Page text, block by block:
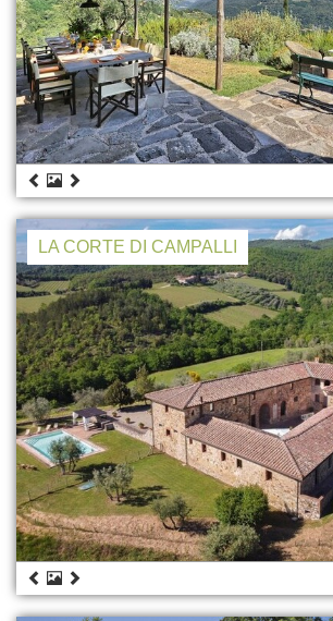
LA CORTE DI CAMPALLI